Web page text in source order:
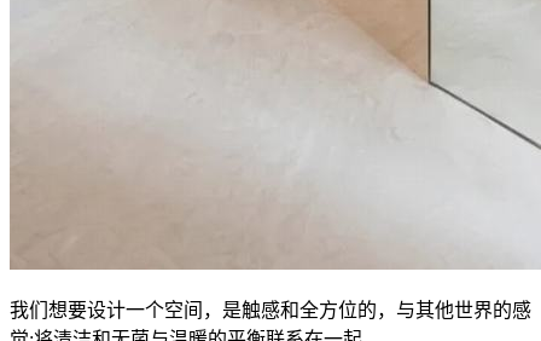
我们想要设计一个空间，是触感和全方位的，与其他世界的感